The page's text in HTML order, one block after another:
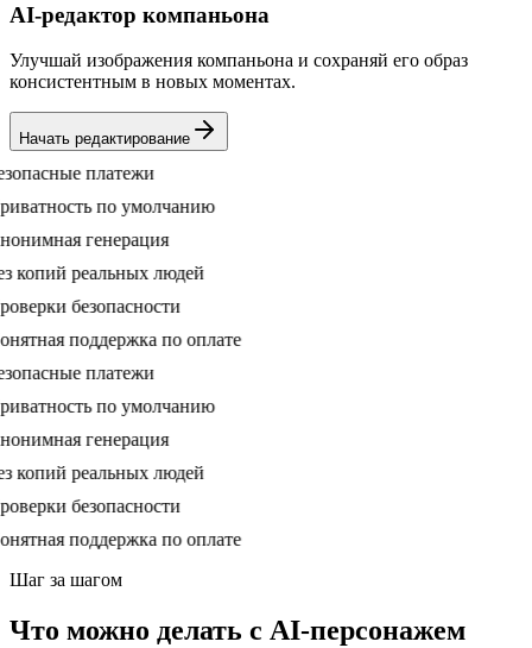
AI-редактор компаньона
Улучшай изображения компаньона и сохраняй его образ
консистентным в новых моментах.
Начать редактирование
платежи
по умолчанию
генерация
реальных людей
безопасности
поддержка по оплате
платежи
по умолчанию
генерация
реальных людей
безопасности
поддержка по оплате
Шаг за шагом
Что можно делать с AI-персонажем